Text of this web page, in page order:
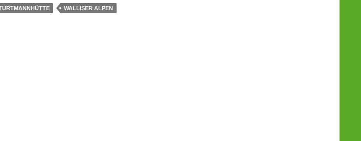
WALLISER ALPEN